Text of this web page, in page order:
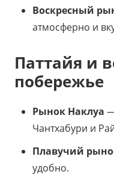
Воскресный
атмосферно и
Паттайя и
побережье
Рынок Наклуа
Чантхабури и
Плавучий
удобно.